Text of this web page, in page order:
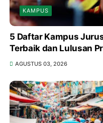
KAMPUS
5 Daftar Kampus
Terbaik dan Lulusan
AGUSTUS 03, 2026